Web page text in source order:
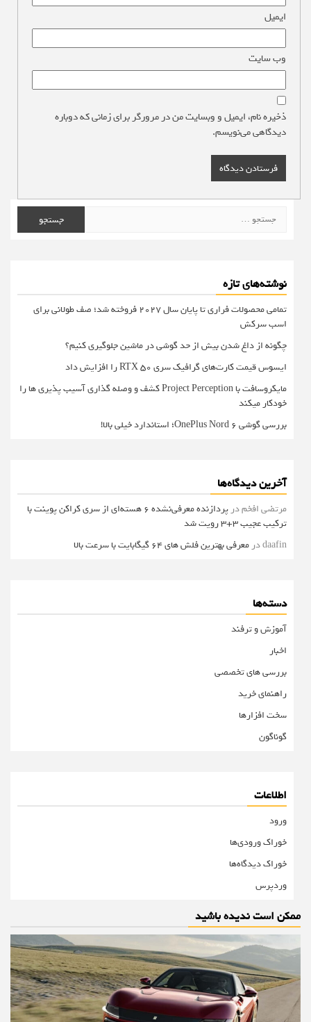
ایمیل
وب‌ سایت
ذخیره نام، ایمیل و وبسایت من در مرورگر برای زمانی که دوباره
دیدگاهی می‌نویسم.
برای:
نوشته‌های تازه
تمامی محصولات فراری تا پایان سال ۲۰۲۷ فروخته شد؛ صف طولانی برای
اسب سرکش
چگونه از داغ شدن بیش از حد گوشی در ماشین جلوگیری کنیم؟
ایسوس قیمت کارت‌های گرافیک سری RTX 50 را افزایش داد
مایکروسافت با Project Perception کشف و وصله گذاری آسیب پذیری ها را
خودکار میکند
بررسی گوشی OnePlus Nord 6؛ استاندارد خیلی بالا!
آخرین دیدگاه‌ها
مرتضی افخمدر
پردازنده معرفی‌نشده 6 هسته‌ای از سری کراکن پوینت با
ترکیب عجیب 3+3 رویت شد
daafinدرمعرفی بهترین فلش های 64 گیگابایت با سرعت بالا
دسته‌ها
آموزش و ترفند
اخبار
بررسی های تخصصی
راهنمای خرید
سخت افزارها
گوناگون
اطلاعات
ورود
خوراک ورودی‌ها
خوراک دیدگاه‌ها
وردپرس
ممکن است ندیده باشید